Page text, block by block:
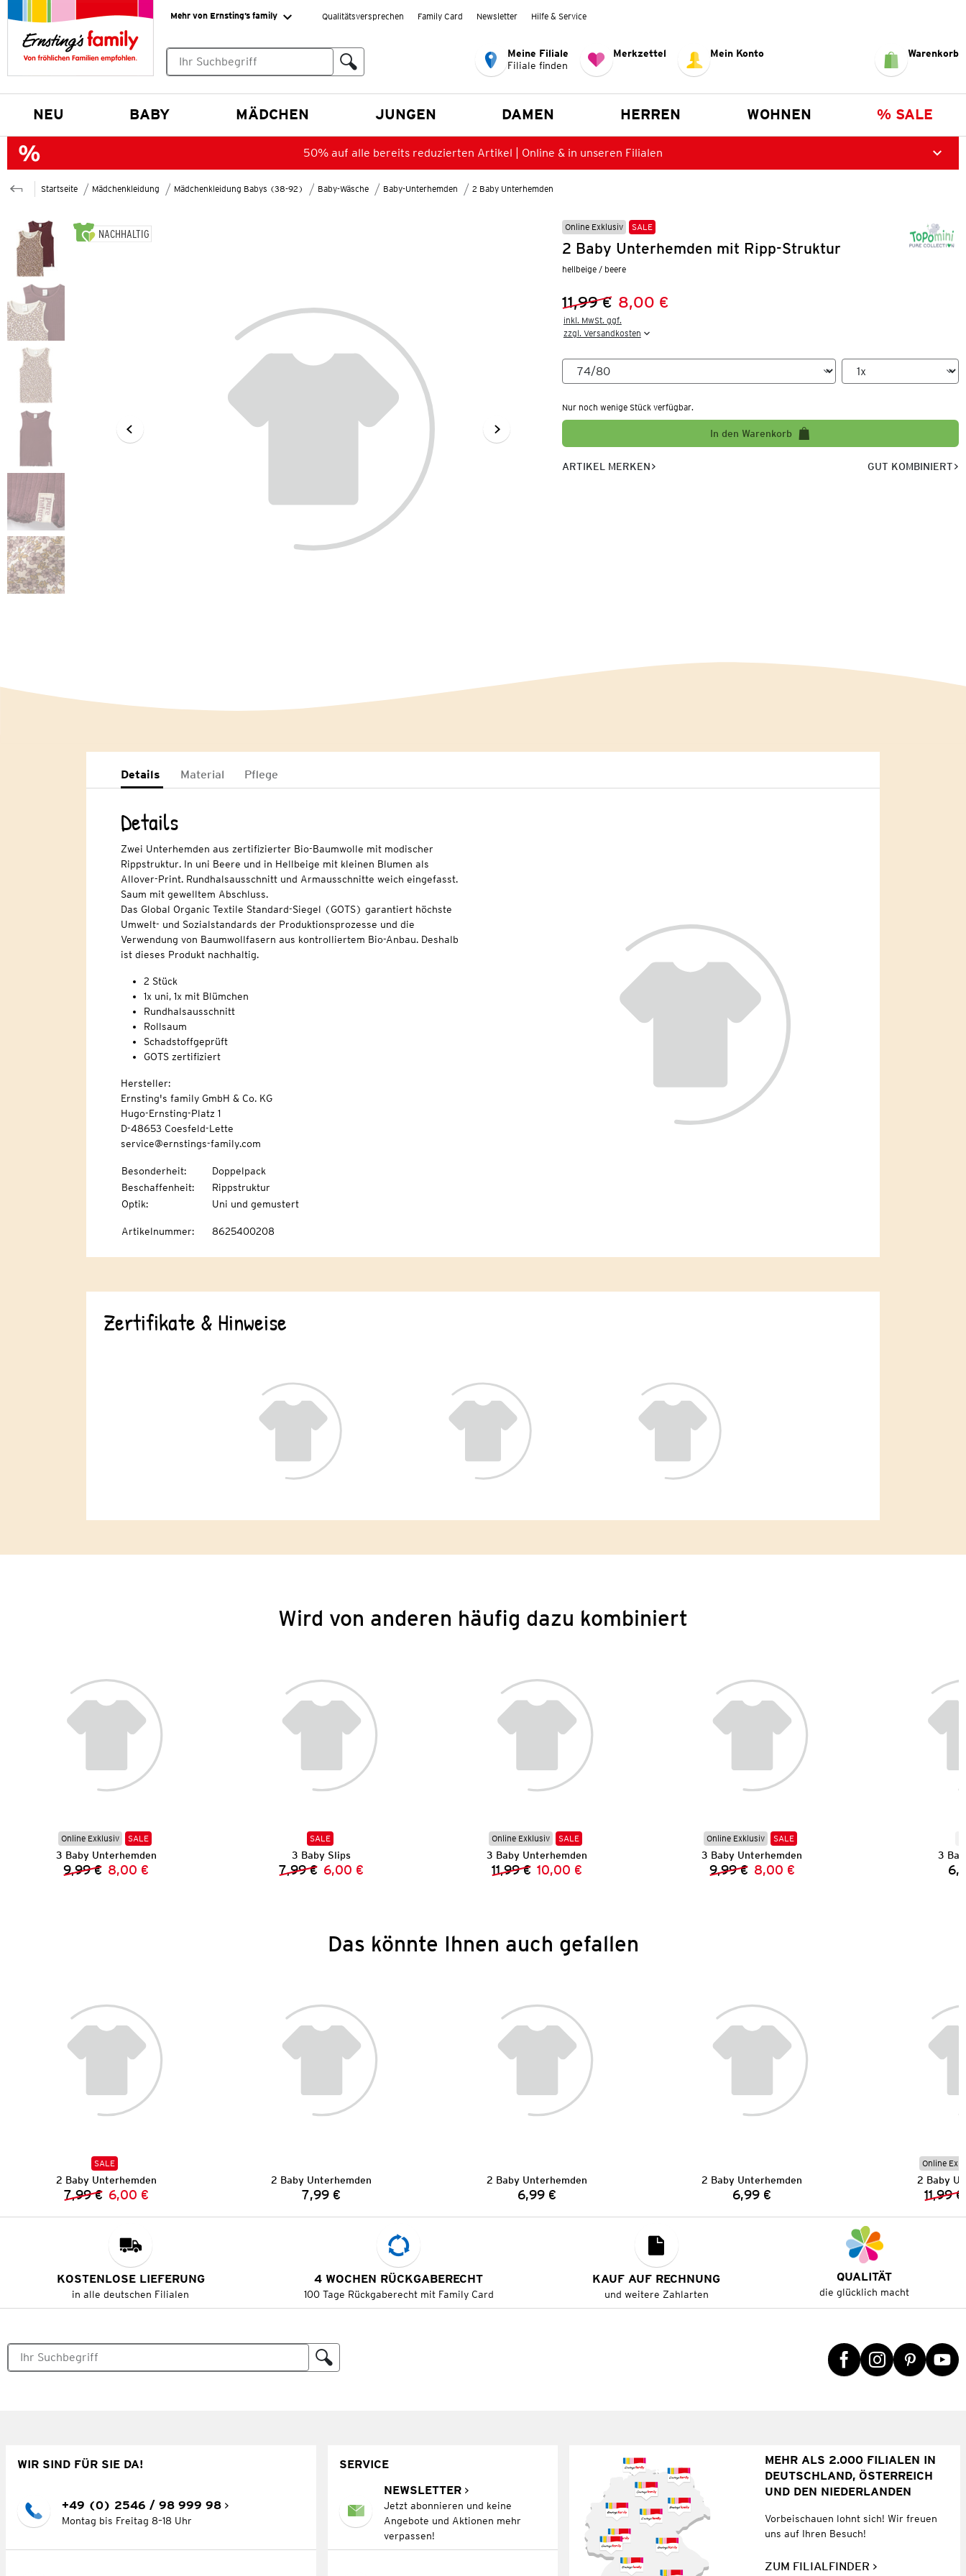
Mehr von Ernsting’s family Qualitätsversprechen Family Card Newsletter Hilfe & Service
Meine Filiale
Filiale finden
Merkzettel Mein Konto Warenkorb
NEU BABY MÄDCHEN JUNGEN DAMEN HERREN WOHNEN % SALE
50% auf alle bereits reduzierten Artikel | Online & in unseren Filialen
Startseite Mädchenkleidung Mädchenkleidung Babys (38-92) Baby-Wäsche Baby-Unterhemden 2 Baby Unterhemden
NACHHALTIG
Online Exklusiv SALE
2 Baby Unterhemden mit Ripp-Struktur
hellbeige / beere
Vorheriger Preis:
11,99 €
Neuer Preis:
8,00 €
inkl. MwSt. ggf.
zzgl. Versandkosten
Nur noch wenige Stück verfügbar.
In den Warenkorb
ARTIKEL MERKEN GUT KOMBINIERT
Details Material Pflege
Details
Zwei Unterhemden aus zertifizierter Bio-Baumwolle mit modischer
Rippstruktur. In uni Beere und in Hellbeige mit kleinen Blumen als
Allover-Print. Rundhalsausschnitt und Armausschnitte weich eingefasst.
Saum mit gewelltem Abschluss.
Das Global Organic Textile Standard-Siegel (GOTS) garantiert höchste
Umwelt- und Sozialstandards der Produktionsprozesse und die
Verwendung von Baumwollfasern aus kontrolliertem Bio-Anbau. Deshalb
ist dieses Produkt nachhaltig.
2 Stück
1x uni, 1x mit Blümchen
Rundhalsausschnitt
Rollsaum
Schadstoffgeprüft
GOTS zertifiziert
Hersteller:
Ernsting's family GmbH & Co. KG
Hugo-Ernsting-Platz 1
D-48653 Coesfeld-Lette
service@ernstings-family.com
Besonderheit:
Doppelpack
Beschaffenheit:
Rippstruktur
Optik: Uni und gemustert
Artikelnummer: 8625400208
Zertifikate & Hinweise
Wird von anderen häufig dazu kombiniert
Online Exklusiv SALE
3 Baby Unterhemden
Vorheriger Preis:
9,99 € Neuer Preis:
8,00 €
SALE
3 Baby Slips
Vorheriger Preis:
7,99 € Neuer Preis:
6,00 €
Online Exklusiv SALE
3 Baby Unterhemden
Vorheriger Preis:
11,99 € Neuer Preis:
10,00 €
Online Exklusiv SALE
3 Baby Unterhemden
Vorheriger Preis:
9,99 € Neuer Preis:
8,00 €
3
Das könnte Ihnen auch gefallen
SALE
2 Baby Unterhemden
Vorheriger Preis:
7,99 € Neuer Preis:
6,00 €
2 Baby Unterhemden
Preis:
7,99 €
2 Baby Unterhemden
Preis:
6,99 €
2 Baby Unterhemden
Preis:
6,99 €
Online
2 Baby
11,99 €
KOSTENLOSE LIEFERUNG
in alle deutschen Filialen
4 WOCHEN RÜCKGABERECHT
100 Tage Rückgaberecht mit Family Card
KAUF AUF RECHNUNG
und weitere Zahlarten
QUALITÄT
die glücklich macht
WIR SIND FÜR SIE DA!
+49 (0) 2546 / 98 999 98
Montag bis Freitag 8–18 Uhr
SERVICE
NEWSLETTER
Jetzt abonnieren und keine
Angebote und Aktionen mehr
verpassen!
MEHR ALS 2.000 FILIALEN IN
DEUTSCHLAND, ÖSTERREICH
UND DEN NIEDERLANDEN
Vorbeischauen lohnt sich! Wir freuen
uns auf Ihren Besuch!
ZUM FILIALFINDER